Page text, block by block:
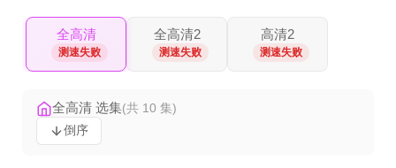
全高清
测速失败
全高清2
测速失败
高清2
测速失败
全高清 选集(共 10 集)
倒序